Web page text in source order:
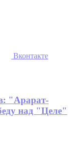
Вконтакте
"Арарат-
над "Целе"